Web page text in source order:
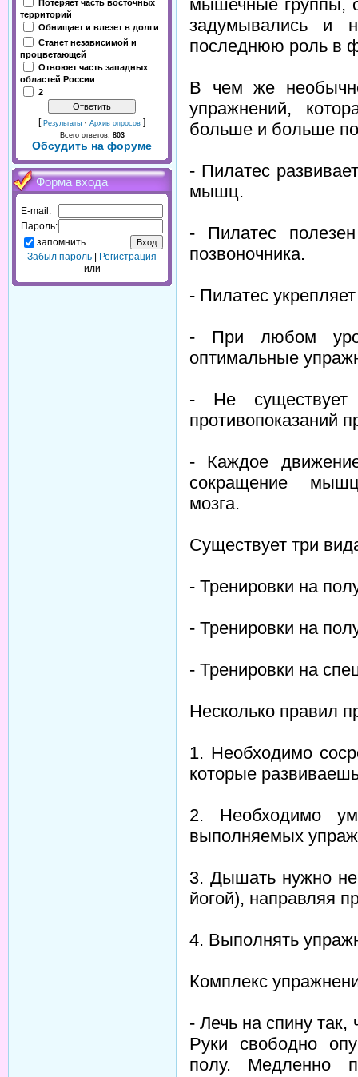
Потеряет часть восточных
территорий
Обнищает и влезет в долги
Станет независимой и
процветающей
Отвоюет часть западных
областей России
2
[ Результаты · Архив опросов ]
Всего ответов: 803
Обсудить на форуме
Форма входа
E-mail:
Пароль:
запомнить
Забыл пароль
Регистрация
или
мышечные группы,
задумывались и
последнюю роль в
В чем же
упражнений,
больше и больше
- Пилатес
мышц.
- Пилатес
позвоночника.
- Пилатес
- При любом
оптимальные
- Не существует
противопоказаний
- Каждое
сокращение
мозга.
Существует три
- Тренировки на
- Тренировки на
- Тренировки на
Несколько правил
1. Необходимо
которые
2. Необходимо
выполняемых
3. Дышать нужно не
йогой), направляя
4. Выполнять
Комплекс
- Лечь на спину так,
Руки свободно
полу. Медленно